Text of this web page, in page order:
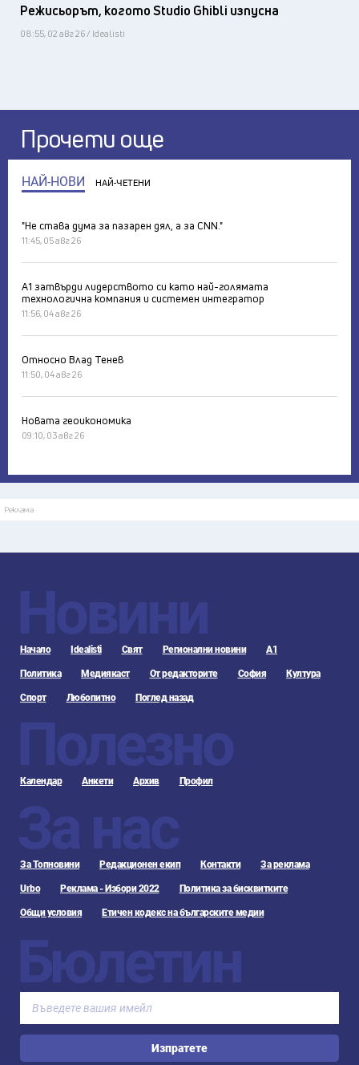
Режисьорът, когото Studio Ghibli изпусна
08:55, 02 авг 26 / Idealisti
Прочети още
НАЙ-НОВИ НАЙ-ЧЕТЕНИ
"Не става дума за пазарен дял, а за CNN."
11:45, 05 авг 26
А1 затвърди лидерството си като най-голямата
технологична компания и системен интегратор
11:56, 04 авг 26
Относно Влад Тенев
11:50, 04 авг 26
Новата геоикономика
09:10, 03 авг 26
Реклама
Новини
Начало Idealisti Свят Регионални новини А1
Политика Медиякаст От редакторите София Култура
Спорт Любопитно Поглед назад
Полезно
Календар Анкети Архив Профил
За нас
За Топновини Редакционен екип Контакти За реклама
Urbo Реклама - Избори 2022 Политика за бисквитките
Общи условия Етичен кодекс на българските медии
Бюлетин
Изпратете